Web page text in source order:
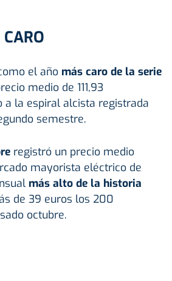
el año más caro de la serie
medio de 111,93
a la espiral alcista registrada
semestre.
registró un precio medio
mayorista eléctrico de
más alto de la historia
de 39 euros los 200
octubre.